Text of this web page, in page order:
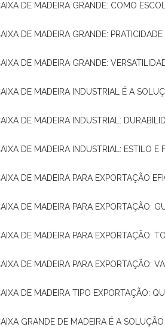
CAIXA DE MADEIRA GRANDE: COMO
CAIXA DE MADEIRA GRANDE:
CAIXA DE MADEIRA GRANDE:
CAIXA DE MADEIRA INDUSTRIAL É A
CAIXA DE MADEIRA INDUSTRIAL:
CAIXA DE MADEIRA INDUSTRIAL: ESTILO
CAIXA DE MADEIRA PARA EXPORTAÇÃO
CAIXA DE MADEIRA PARA EXPORTAÇÃO:
CAIXA DE MADEIRA PARA EXPORTAÇÃO:
CAIXA DE MADEIRA PARA EXPORTAÇÃO:
CAIXA DE MADEIRA TIPO EXPORTAÇÃO:
CAIXA GRANDE DE MADEIRA É A